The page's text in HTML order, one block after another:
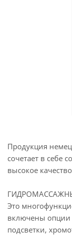
Продукция
сочетает в себе
высокое
Это
включены опции
подсветки,